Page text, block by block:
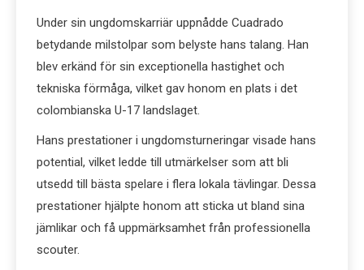
Under sin ungdomskarriär uppnådde Cuadrado
betydande milstolpar som belyste hans talang. Han
blev erkänd för sin exceptionella hastighet och
tekniska förmåga, vilket gav honom en plats i det
colombianska U-17 landslaget.
Hans prestationer i ungdomsturneringar visade hans
potential, vilket ledde till utmärkelser som att bli
utsedd till bästa spelare i flera lokala tävlingar. Dessa
prestationer hjälpte honom att sticka ut bland sina
jämlikar och få uppmärksamhet från professionella
scouter.